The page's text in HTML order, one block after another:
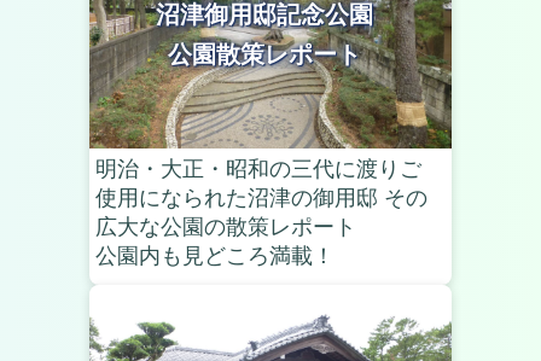
明治・大正・昭和の三代に渡りご
使用になられた沼津の御用邸 その
広大な公園の散策レポート
公園内も見どころ満載！
沼津御用邸記念公園
公園散策レポート